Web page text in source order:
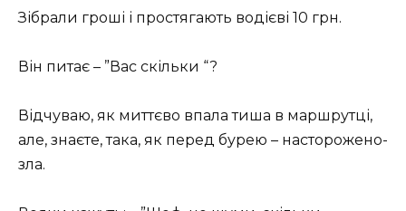
Зібрали гроші і простягають водієві 10 грн.
Він питає – ”Вас скільки “?
Відчуваю, як миттєво впала тиша в маршрутці,
але, знаєте, така, як перед бурею – насторожено-
зла.